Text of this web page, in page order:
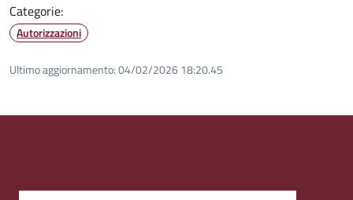
Categorie:
Autorizzazioni
Ultimo aggiornamento:04/02/2026 18:20.45